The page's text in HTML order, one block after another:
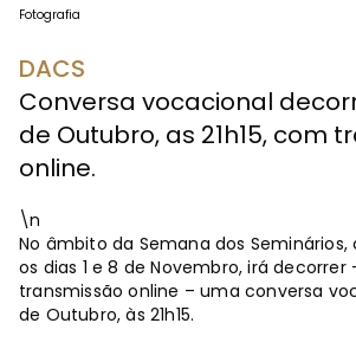
Fotografia
DACS
Conversa vocacional
de Outubro, as 21h15, com
online.
\n
No âmbito da Semana dos
os dias 1 e 8 de Novembro, irá decorrer
transmissão online – uma conversa
de Outubro, às 21h15.